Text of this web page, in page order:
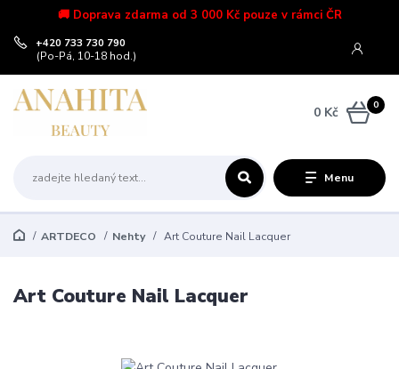
🚚 Doprava zdarma od 3 000 Kč pouze v rámci ČR
Menu
+420 733 730 790
(Po-Pá, 10-18 hod.)
0
0 Kč
ARTDECO Nehty Art Couture Nail Lacquer
Art Couture Nail Lacquer